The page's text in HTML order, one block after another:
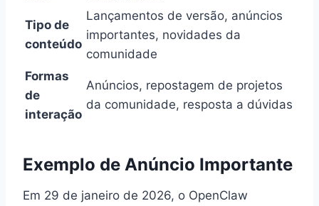
Tipo de
conteúdo
Lançamentos de versão, anúncios
importantes, novidades da
comunidade
Formas
de
interação
Anúncios, repostagem de projetos
da comunidade, resposta a dúvidas
Exemplo de Anúncio Importante
Em 29 de janeiro de 2026, o OpenClaw